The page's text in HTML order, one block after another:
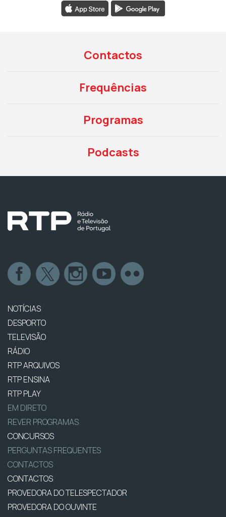
Contactos
Frequências
Programas
Podcasts
NOTÍCIAS
DESPORTO
TELEVISÃO
RÁDIO
RTP ARQUIVOS
RTP ENSINA
RTP PLAY
EM DIRETO
REVER PROGRAMAS
CONCURSOS
PERGUNTAS FREQUENTES
CONTACTOS
CONTACTOS
PROVEDORA DO TELESPECTADOR
PROVEDORA DO OUVINTE